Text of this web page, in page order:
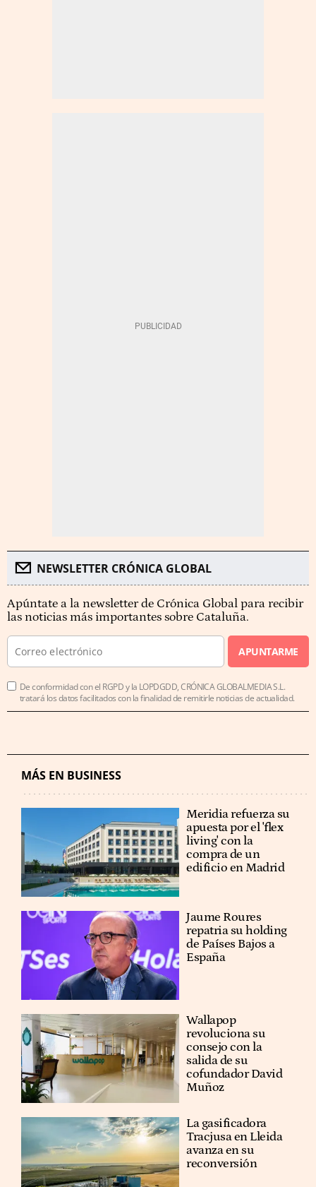
NEWSLETTER CRÓNICA GLOBAL
Apúntate a la newsletter de Crónica Global para recibir
las noticias más importantes sobre Cataluña.
APUNTARME
De conformidad con el RGPD y la LOPDGDD, CRÓNICA GLOBALMEDIA S.L.
tratará los datos facilitados con la finalidad de remitirle noticias de actualidad.
MÁS EN BUSINESS
Meridia refuerza su
apuesta por el 'flex
living' con la
compra de un
edificio en Madrid
Jaume Roures
repatria su holding
de Países Bajos a
España
Wallapop
revoluciona su
consejo con la
salida de su
cofundador David
Muñoz
La gasificadora
Tracjusa en Lleida
avanza en su
reconversión